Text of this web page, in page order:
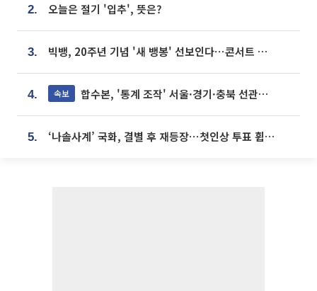
2. 오늘은 절기 '입추', 뜻은?
3. 빅뱅, 20주년 기념 '새 뱅봉' 선보인다⋯콘서트 앞두고 팝업 개최
4. 속보 합수본, '통계 조작' 서울·경기·충북 선관위 등 추가 압수수색
5. ‘나솔사계’ 국화, 결별 후 재등장⋯첫인상 투표 휩쓸고 ‘인기녀’ 등극